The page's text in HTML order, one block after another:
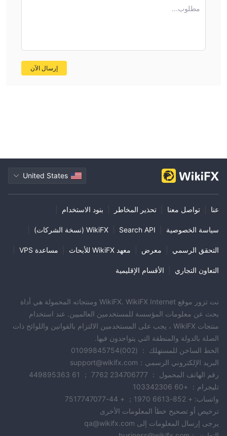
مطلوب...
إرسال الآن
United States
عنا تواصل معنا تحذير المخاطر بنود الاستخدام
سياسة الخصوصية Search API WikiFX (نسخة الشركات)
التحقق الرسمي معرض معهد WikiFX للأبحاث مساعدة VPS
التعاون التجاري الأقسام الإقليمية
نت تزور موقع WikiFX. WikiFX Internet ومنتجاته المحمولة هي أداة
بحث عن معلومات المؤسسة للمستخدمين العالميين. عند استخدام
منتجات WikiFX ، يجب على المستخدمين الالتزام بالقوانين واللوائح ذات
الصلة بالدولة والمنطقة التي يتواجدون فيها.
الخط الساخن للمستهلك ： (002)01099845754
البريد الإلكتروني الرسمي：support@wikifx.com
رقم الهاتف المحمول ： 234706777 7762 ； 61 449895363
تليجرام： +60 103342306
واتساب: + 852-6613 1970； + 44-7517747077
ترخيص أو تصحيح خطأ المعلومات الأخرى
يرجى إرسال المعلومات إلى qa@wikifx.com